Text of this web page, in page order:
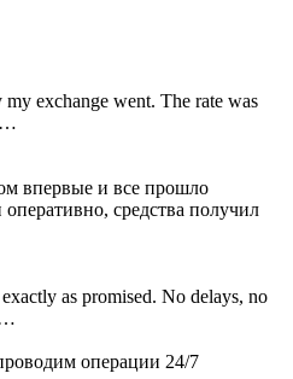
exchange went. The rate was
впервые и все прошло
средства получил
as promised. No delays, no
операции 24/7